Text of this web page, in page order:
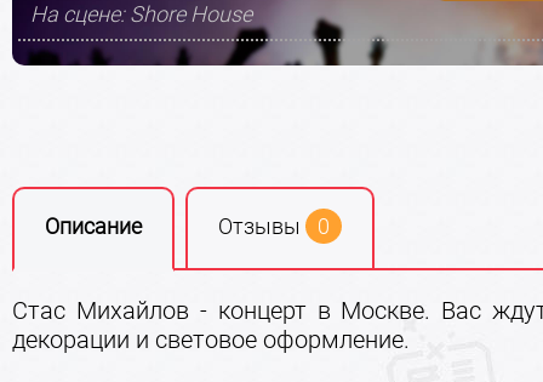
На сцене: Shore House
Описание Отзывы 0
Стас Михайлов - концерт в Москве. Вас
декорации и световое оформление.